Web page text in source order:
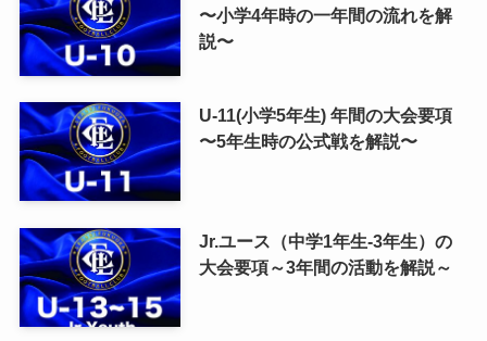
〜小学4年時の一年間の流れを解
説〜
U-11(小学5年生) 年間の大会要項
〜5年生時の公式戦を解説〜
Jr.ユース（中学1年生-3年生）の
大会要項～3年間の活動を解説～